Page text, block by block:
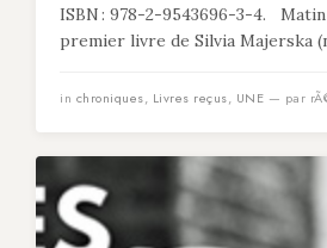
ISBN : 978-2-9543696-3-4.
premier livre de Silvia Majerska
in chroniques, Livres reçus, UNE — par